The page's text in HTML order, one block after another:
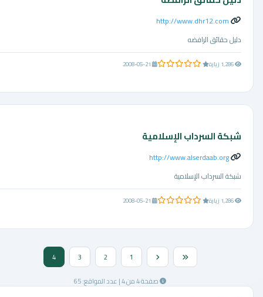
http://www.dhr12.com
دليل حقائق الرافضه
0.0 من 5 نجوم 2008-05-21
شبكة السرداب الإسلامية
http://www.alserdaab.org
شبكة السرداب الإسلامية
0.0 من 5 نجوم 2008-05-21
صفحة 4 من 4 | عدد المواقع: 65